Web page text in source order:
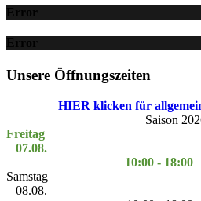
Error
Error
Unsere Öffnungszeiten
HIER klicken für
Saison
Freitag
07.08.
10:00 - 18:00
Samstag
08.08.